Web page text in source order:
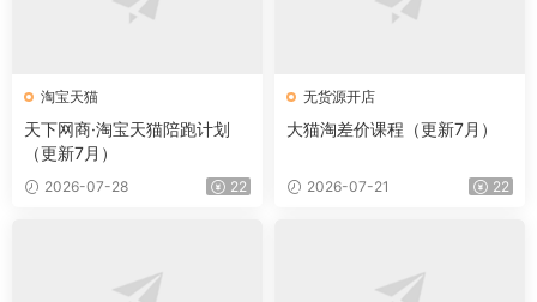
淘宝天猫
天下网商·淘宝天猫陪跑计划
（更新7月）
2026-07-28 22
无货源开店
大猫淘差价课程（更新7月）
2026-07-21 22